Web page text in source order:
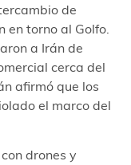
de
en torno al Golfo.
a Irán de
cerca del
afirmó que los
el marco del
drones y